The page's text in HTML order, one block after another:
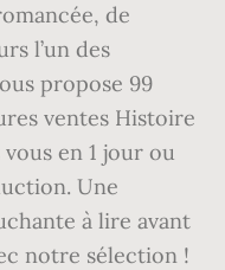
de
l’un des
propose 99
ventes Histoire
en 1 jour ou
Une
à lire avant
notre sélection !